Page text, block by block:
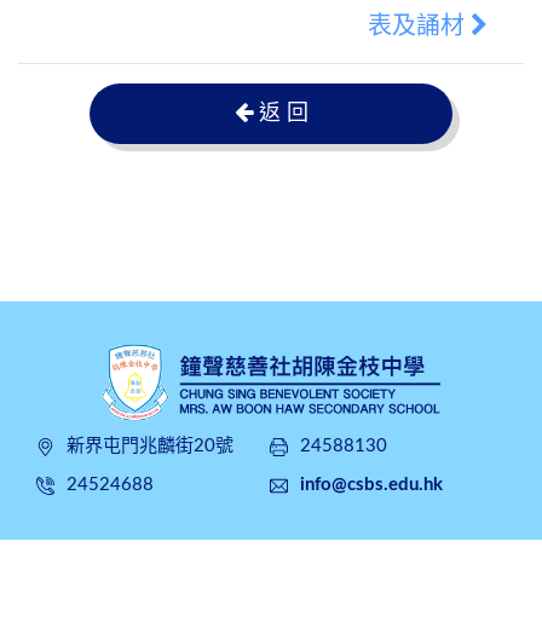
表及誦材
返 回
新界屯門兆麟街20號
24524688
24588130
info@csbs.edu.hk